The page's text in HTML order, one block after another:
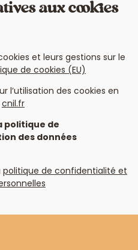
aux cookies
et leurs gestions sur le
de cookies (EU)
l’utilisation des cookies en
cnil.fr
politique de
des données
politique de confidentialité et